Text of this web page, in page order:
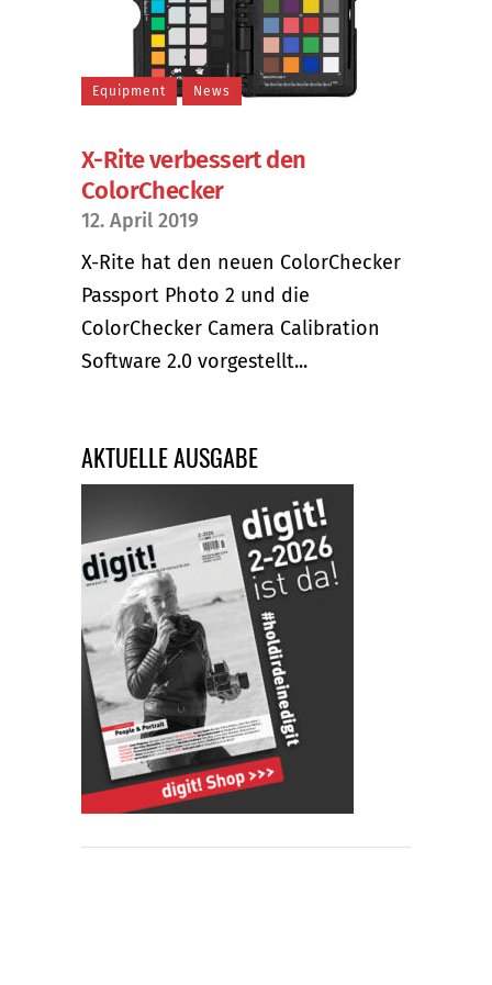
Equipment News
X-Rite verbessert den
ColorChecker
12. April 2019
X-Rite hat den neuen ColorChecker
Passport Photo 2 und die
ColorChecker Camera Calibration
Software 2.0 vorgestellt...
AKTUELLE AUSGABE